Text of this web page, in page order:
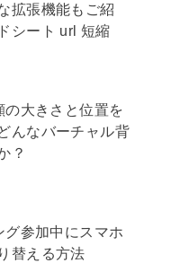
拡張機能もご紹
シート url 短縮
大きさと位置を
んなバーチャル背
？
参加中にスマホ
替える方法